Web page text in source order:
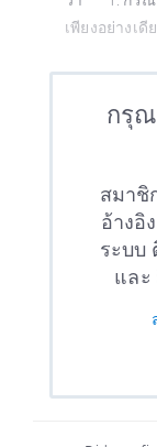
เพียงอย่างเดี
กรุณ
สมาชิ
อ้างอิ
ระบบ
และ